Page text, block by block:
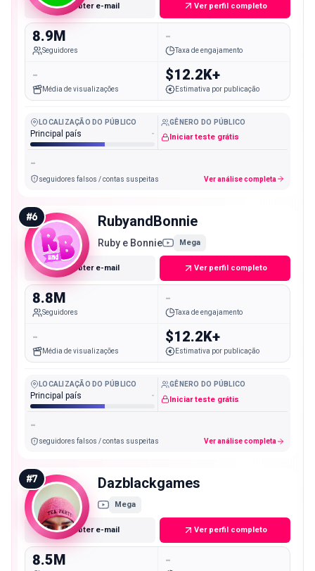
Obter e-mail Ver perfil completo
8.9M
Seguidores
-
Taxa de engajamento
-
Média de visualizações
$12.2K+
Estimativa por publicação
LOCALIZAÇÃO DO PÚBLICO
Principal país -
GÊNERO DO PÚBLICO
Iniciar teste grátis
-
seguidores falsos / contas suspeitas Ver análise completa
#6 RubyandBonnie
Ruby e Bonnie Mega
Obter e-mail Ver perfil completo
8.8M
Seguidores
-
Taxa de engajamento
-
Média de visualizações
$12.2K+
Estimativa por publicação
LOCALIZAÇÃO DO PÚBLICO
Principal país -
GÊNERO DO PÚBLICO
Iniciar teste grátis
-
seguidores falsos / contas suspeitas Ver análise completa
#7 Dazblackgames
Mega
Obter e-mail Ver perfil completo
8.5M -